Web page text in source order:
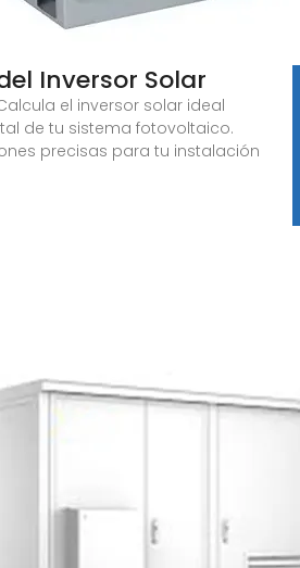
Inversor Solar
el inversor solar ideal
de tu sistema fotovoltaico.
precisas para tu instalación